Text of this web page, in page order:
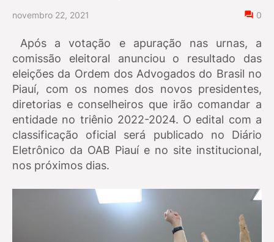
novembro 22, 2021 0
Após a votação e apuração nas urnas, a
comissão eleitoral anunciou o resultado das
eleições da Ordem dos Advogados do Brasil no
Piauí, com os nomes dos novos presidentes,
diretorias e conselheiros que irão comandar a
entidade no triênio 2022-2024. O edital com a
classificação oficial será publicado no Diário
Eletrônico da OAB Piauí e no site institucional,
nos próximos dias.